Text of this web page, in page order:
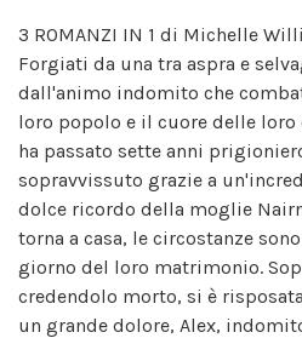
3 ROMANZI IN 1 di Michelle
Forgiati da una tra aspra e
dall'animo indomito che
loro popolo e il cuore delle loro
ha passato sette anni
sopravvissuto grazie a
dolce ricordo della moglie
torna a casa, le circostanze
giorno del loro matrimonio.
credendolo morto, si è
un grande dolore, Alex,